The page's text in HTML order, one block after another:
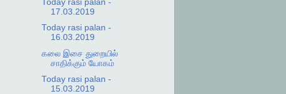
Today rasi palan -
17.03.2019
Today rasi palan -
16.03.2019
கலை இசை துறையில்
சாதிக்கும் யோகம்
Today rasi palan -
15.03.2019